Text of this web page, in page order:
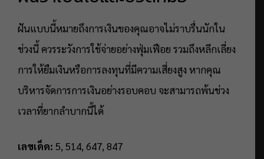
ฝันแบบนี้หมายถึงการเงินของคุณอาจไม่ราบรื่นนักใน
ช่วงนี้ ควรระวังการใช้จ่ายอย่างฟุ่มเฟือย รวมถึงหลีกเลี่ยง
การให้ยืมเงินหรือการลงทุนที่มีความเสี่ยงสูง หากคุณ
บริหารจัดการการเงินอย่างรอบคอบ จะสามารถพ้นช่วง
เวลาที่ยากลำบากนี้ได้
เลขเด็ด: 5, 514, 647, 847